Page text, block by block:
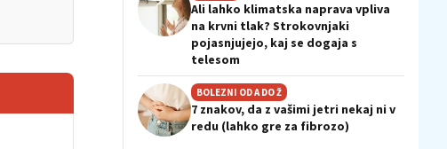
Ali lahko klimatska naprava vpliva
na krvni tlak? Strokovnjaki
pojasnjujejo, kaj se dogaja s
telesom
BOLEZNI OD A DO Ž
7 znakov, da z vašimi jetri nekaj ni v
redu (lahko gre za fibrozo)